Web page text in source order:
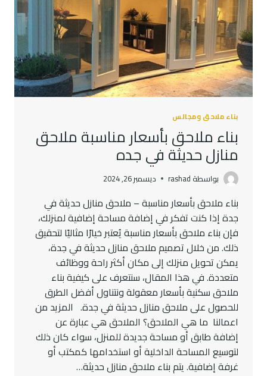
بناء ملاحق ومجالس
بناء ملاحق بأسعار مناسبة ملاحق
منازل حديثة في جده
بواسطة rashad ديسمبر 26, 2024
بناء ملاحق بأسعار مناسبة – ملاحق منازل حديثة في
جدة إذا كنت تفكر في إضافة مساحة إضافية لمنزلك،
فإن بناء ملاحق بأسعار مناسبة يُعتبر خيارًا مثاليًا لتحقيق
ذلك. من خلال تصميم ملاحق منازل حديثة في جدة،
يمكن تحويل منزلك إلى مكان أكثر راحة ووظائف
متعددة. في هذا المقال، سنتعرف على كيفية بناء
ملاحق سكنية بأسعار معقولة ونتناول أفضل الطرق
للحصول على ملاحق منازل حديثة في جدة. المزيد من
اعمالنا ما هي الملاحق؟ الملاحق هي عبارة عن
إضافة طابق أو مساحة جديدة للمنزل، سواء كان ذلك
لتوسيع المساحة الداخلية أو استخدامها كمكتب أو
غرفة إضافية. يتم بناء ملاحق منازل حديثة…